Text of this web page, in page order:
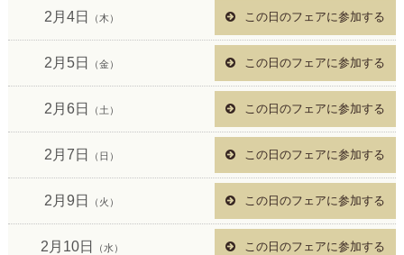
2月4日 （木） この日のフェアに参加する
2月5日 （金） この日のフェアに参加する
2月6日 （土） この日のフェアに参加する
2月7日 （日） この日のフェアに参加する
2月9日 （火） この日のフェアに参加する
2月10日 （水） この日のフェアに参加する